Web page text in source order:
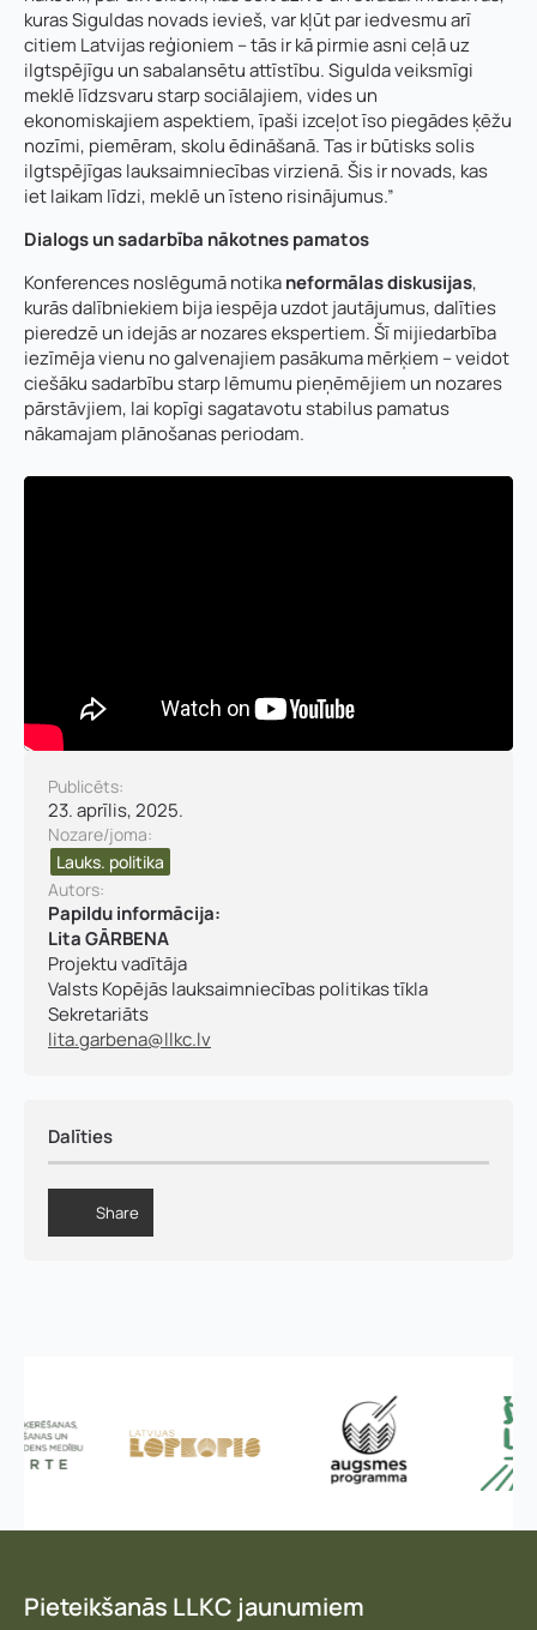
kuras Siguldas novads ievieš, var kļūt par iedvesmu arī
citiem Latvijas reģioniem – tās ir kā pirmie asni ceļā uz
ilgtspējīgu un sabalansētu attīstību. Sigulda veiksmīgi
meklē līdzsvaru starp sociālajiem, vides un
ekonomiskajiem aspektiem, īpaši izceļot īso piegādes ķēžu
nozīmi, piemēram, skolu ēdināšanā. Tas ir būtisks solis
ilgtspējīgas lauksaimniecības virzienā. Šis ir novads, kas
iet laikam līdzi, meklē un īsteno risinājumus.”
Dialogs un sadarbība nākotnes pamatos
Konferences noslēgumā notikaneformālas diskusijas,
kurās dalībniekiem bija iespēja uzdot jautājumus, dalīties
pieredzē un idejās ar nozares ekspertiem. Šī mijiedarbība
iezīmēja vienu no galvenajiem pasākuma mērķiem – veidot
ciešāku sadarbību starp lēmumu pieņēmējiem un nozares
pārstāvjiem, lai kopīgi sagatavotu stabilus pamatus
nākamajam plānošanas periodam.
Publicēts:
23. aprīlis, 2025.
Nozare/joma:
Lauks. politika​
Autors:
Papildu informācija:
Lita GĀRBENA
Projektu vadītāja
Valsts Kopējās lauksaimniecības politikas tīkla
Sekretariāts
lita.garbena@llkc.lv
Dalīties
Share
Pieteikšanās LLKC jaunumiem
E-pasts*
Pievieno savu CV un motivācijas vēstuli*
Jūs varat augšupielādēt līdz 2 failiem.
Nosūtīt pieteikumu
Kontakttālrunis*
P
i
e
z
m
s
P
i
e
z
ī
m
e
s
Pamatnozare
Piezīmes
Pieteikties